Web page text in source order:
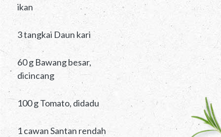
ikan
3 tangkai Daun kari
60 g Bawang besar,
dicincang
100 g Tomato, didadu
1 cawan Santan rendah